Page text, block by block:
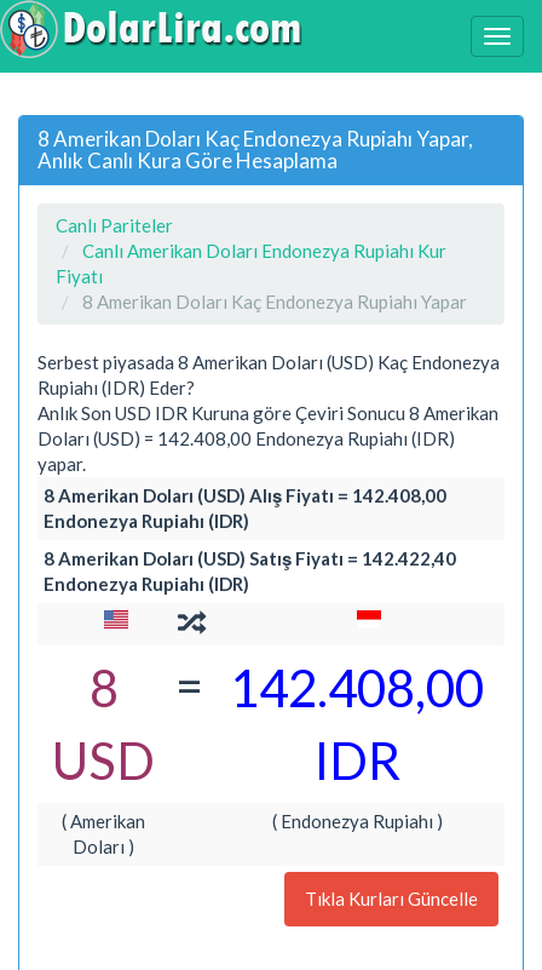
8 Amerikan Doları Kaç Endonezya Rupiahı Yapar,
Anlık Canlı Kura Göre Hesaplama
Canlı Pariteler
Canlı Amerikan Doları Endonezya Rupiahı Kur
Fiyatı
8 Amerikan Doları Kaç Endonezya Rupiahı Yapar
Serbest piyasada 8 Amerikan Doları (USD) Kaç Endonezya
Rupiahı (IDR) Eder?
Anlık Son USD IDR Kuruna göre Çeviri Sonucu 8 Amerikan
Doları (USD) = 142.408,00 Endonezya Rupiahı (IDR)
yapar.
8 Amerikan Doları (USD) Alış Fiyatı = 142.408,00
Endonezya Rupiahı (IDR)
8 Amerikan Doları (USD) Satış Fiyatı = 142.422,40
Endonezya Rupiahı (IDR)
8
USD
=
142.408,00
IDR
( Amerikan
Doları )
( Endonezya Rupiahı )
Tıkla Kurları Güncelle